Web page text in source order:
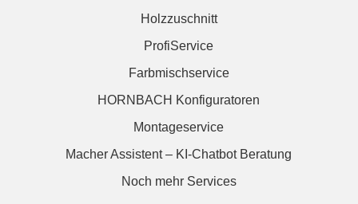
Holzzuschnitt
ProfiService
Farbmischservice
HORNBACH Konfiguratoren
Montageservice
Macher Assistent – KI-Chatbot Beratung
Noch mehr Services